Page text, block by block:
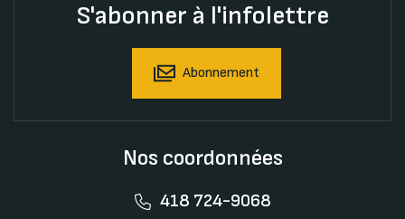
S'abonner à l'infolettre
Abonnement
Nos coordonnées
418 724-9068